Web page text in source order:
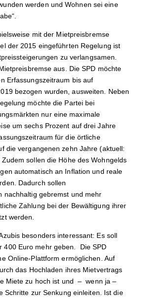
werden und Wohnen sei eine
mit der Mietpreisbremse
der 2015 eingeführten Regelung ist
zu verlangsamen.
aus. Die SPD möchte
Erfassungszeitraum bis auf
bezogen wurden, ausweiten. Neben
möchte die Partei bei
nur eine maximale
um sechs Prozent auf drei Jahre
für die örtliche
die vergangenen zehn Jahre (aktuell:
sollen die Höhe des Wohngelds
automatisch an Inflation und reale
Dadurch sollen
nachhaltig gebremst und mehr
Zahlung bei der Bewältigung ihrer
werden.
besonders interessant: Es soll
400 Euro mehr geben. Die SPD
Online-Plattform ermöglichen. Auf
das Hochladen ihres Mietvertrags
Miete zu hoch ist und – wenn ja –
Schritte zur Senkung einleiten. Ist die